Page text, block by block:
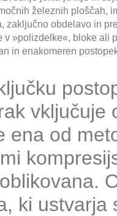
železnih ploščah,
zaključno obdelavo in
v »polizdelke«, bloke
in enakomeren
ena od
ki